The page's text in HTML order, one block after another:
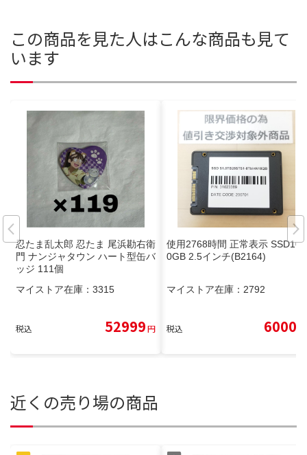
この商品を見た人はこんな商品も見て
います
忍たま乱太郎 忍たま 尾浜勘右衛
門 ナンジャタウン ハート型缶バ
ッジ 111個
マイストア在庫： 3315
税込 52999円
使用2768時間 正常表示 SSD100
0GB 2.5インチ(B2164)
マイストア在庫： 2792
税込 6000
近くの売り場の商品